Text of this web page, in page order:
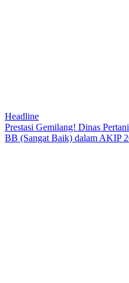
Headline
Prestasi Gemilang! Dinas
BB (Sangat Baik) dalam AKIP